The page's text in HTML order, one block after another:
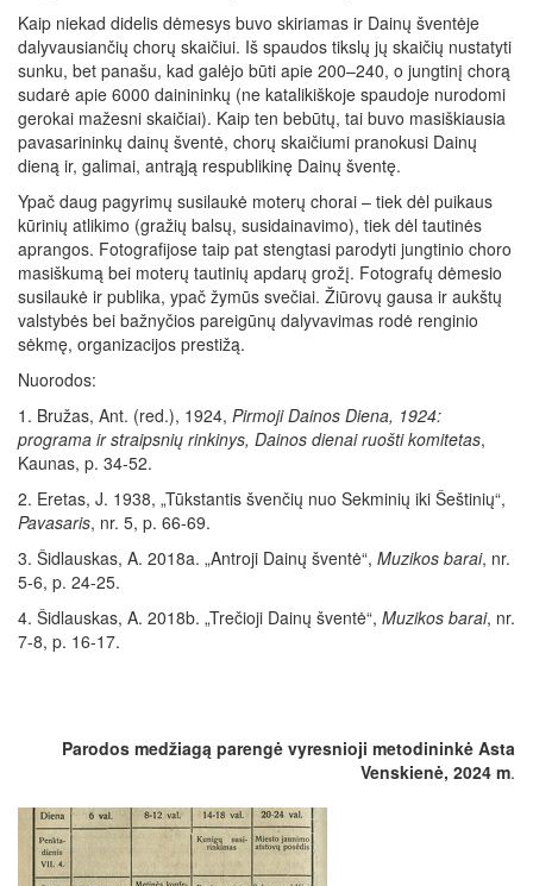
Kaip niekad didelis dėmesys buvo skiriamas ir Dainų šventėje
dalyvausiančių chorų skaičiui. Iš spaudos tikslų jų skaičių nustatyti
sunku, bet panašu, kad galėjo būti apie 200–240, o jungtinį chorą
sudarė apie 6000 dainininkų (ne katalikiškoje spaudoje nurodomi
gerokai mažesni skaičiai). Kaip ten bebūtų, tai buvo masiškiausia
pavasarininkų dainų šventė, chorų skaičiumi pranokusi Dainų
dieną ir, galimai, antrąją respublikinę Dainų šventę.
Ypač daug pagyrimų susilaukė moterų chorai – tiek dėl puikaus
kūrinių atlikimo (gražių balsų, susidainavimo), tiek dėl tautinės
aprangos. Fotografijose taip pat stengtasi parodyti jungtinio choro
masiškumą bei moterų tautinių apdarų grožį. Fotografų dėmesio
susilaukė ir publika, ypač žymūs svečiai. Žiūrovų gausa ir aukštų
valstybės bei bažnyčios pareigūnų dalyvavimas rodė renginio
sėkmę, organizacijos prestižą.
Nuorodos:
1. Bružas, Ant. (red.), 1924, Pirmoji Dainos Diena, 1924:
programa ir straipsnių rinkinys, Dainos dienai ruošti komitetas,
Kaunas, p. 34-52.
2. Eretas, J. 1938, „Tūkstantis švenčių nuo Sekminių iki Šeštinių“,
Pavasaris, nr. 5, p. 66-69.
3. Šidlauskas, A. 2018a. „Antroji Dainų šventė“, Muzikos barai, nr.
5-6, p. 24-25.
4. Šidlauskas, A. 2018b. „Trečioji Dainų šventė“, Muzikos barai, nr.
7-8, p. 16-17.
Parodos medžiagą parengė vyresnioji metodininkė Asta
Venskienė, 2024 m.